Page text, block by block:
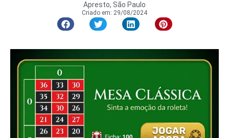
Apresto, São Paulo
Criado em: 29/08/2024